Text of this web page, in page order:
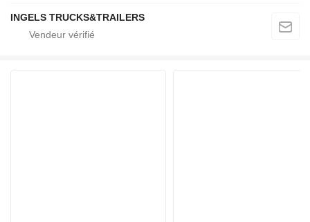
INGELS TRUCKS&TRAILERS